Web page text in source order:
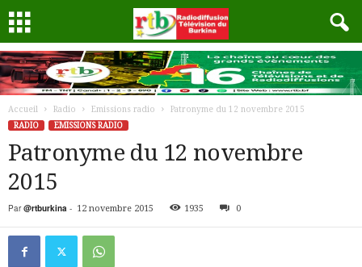
Accueil Radio Emissions radio
Patronyme du 12 novembre 2015
RADIO
EMISSIONS RADIO
Patronyme du 12 novembre
2015
Par @rtburkina - 12 novembre 2015 1935 0